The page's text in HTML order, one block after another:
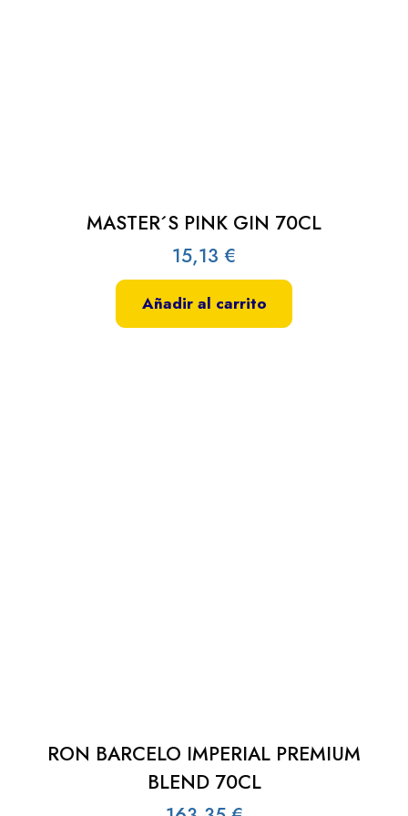
MASTER´S PINK GIN 70CL
15,13 €
Añadir al carrito
RON BARCELO IMPERIAL PREMIUM
BLEND 70CL